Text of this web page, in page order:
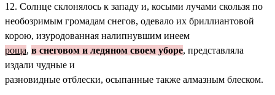
12. Солнце склонялось к западу и, косыми лучами скользя по
необозримым громадам снегов, одевало их бриллиантовой
корою, изуродованная налипнувшим инеем
роща, в снеговом и ледяном своем уборе, представляла
издали чудные и
разновидные отблески, осыпанные также алмазным блеском.